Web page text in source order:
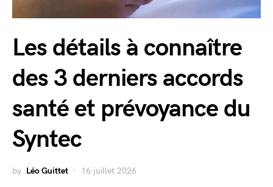
Les détails à connaître
des 3 derniers accords
santé et prévoyance du
Syntec
by Léo Guittet 16 juillet 2026